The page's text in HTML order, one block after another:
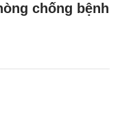
chống bệnh